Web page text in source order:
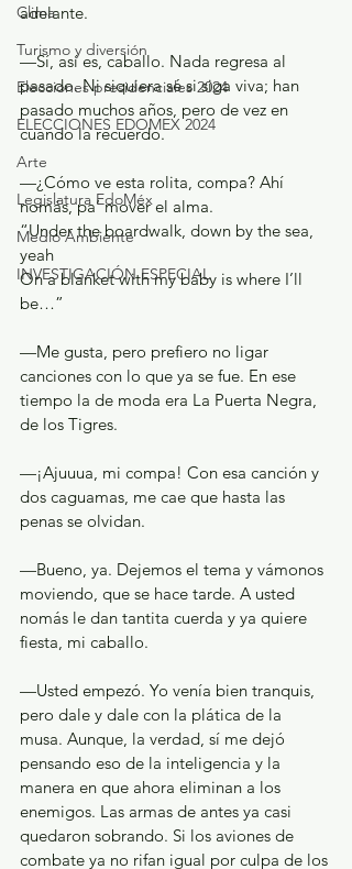
Clima
Turismo y diversión
Elecciones presidenciales 2024
ELECCIONES EDOMEX 2024
Arte
Legislatura EdoMéx
Medio Ambiente
INVESTIGACIÓN ESPECIAL
adelante.
—Sí, así es, caballo. Nada regresa al
pasado. Ni siquiera sé si siga viva; han
pasado muchos años, pero de vez en
cuando la recuerdo.
—¿Cómo ve esta rolita, compa? Ahí
nomás, pa’ mover el alma.
“Under the boardwalk, down by the sea,
yeah
On a blanket with my baby is where I’ll
be…”
—Me gusta, pero prefiero no ligar
canciones con lo que ya se fue. En ese
tiempo la de moda era La Puerta Negra,
de los Tigres.
—¡Ajuuua, mi compa! Con esa canción y
dos caguamas, me cae que hasta las
penas se olvidan.
—Bueno, ya. Dejemos el tema y vámonos
moviendo, que se hace tarde. A usted
nomás le dan tantita cuerda y ya quiere
fiesta, mi caballo.
—Usted empezó. Yo venía bien tranquis,
pero dale y dale con la plática de la
musa. Aunque, la verdad, sí me dejó
pensando eso de la inteligencia y la
manera en que ahora eliminan a los
enemigos. Las armas de antes ya casi
quedaron sobrando. Si los aviones de
combate ya no rifan igual por culpa de los